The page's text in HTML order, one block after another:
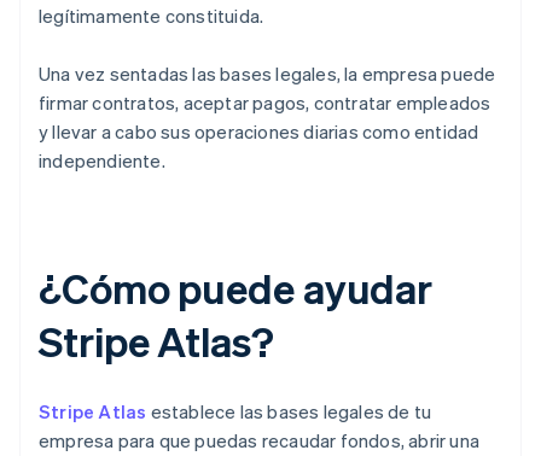
legítimamente constituida.
Una vez sentadas las bases legales, la empresa puede
firmar contratos, aceptar pagos, contratar empleados
y llevar a cabo sus operaciones diarias como entidad
independiente.
¿Cómo puede ayudar
Stripe Atlas?
Stripe Atlas establece las bases legales de tu
empresa para que puedas recaudar fondos, abrir una